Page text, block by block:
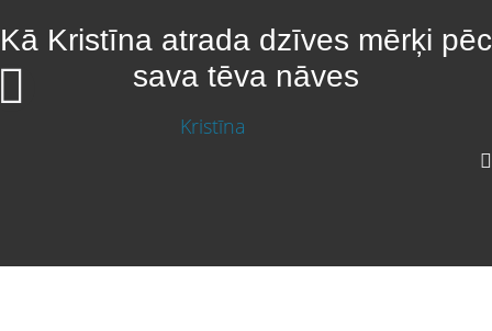
Kā Kristīna atrada dzīves mērķi pēc
sava tēva nāves